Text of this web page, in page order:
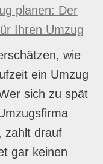
planen: Der
Ihren Umzug
wie
ein Umzug
sich zu spät
zahlt drauf
gar keinen